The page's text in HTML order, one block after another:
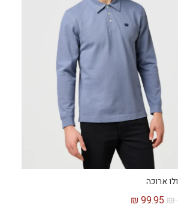
ארוכה
₪
₪ 99.95